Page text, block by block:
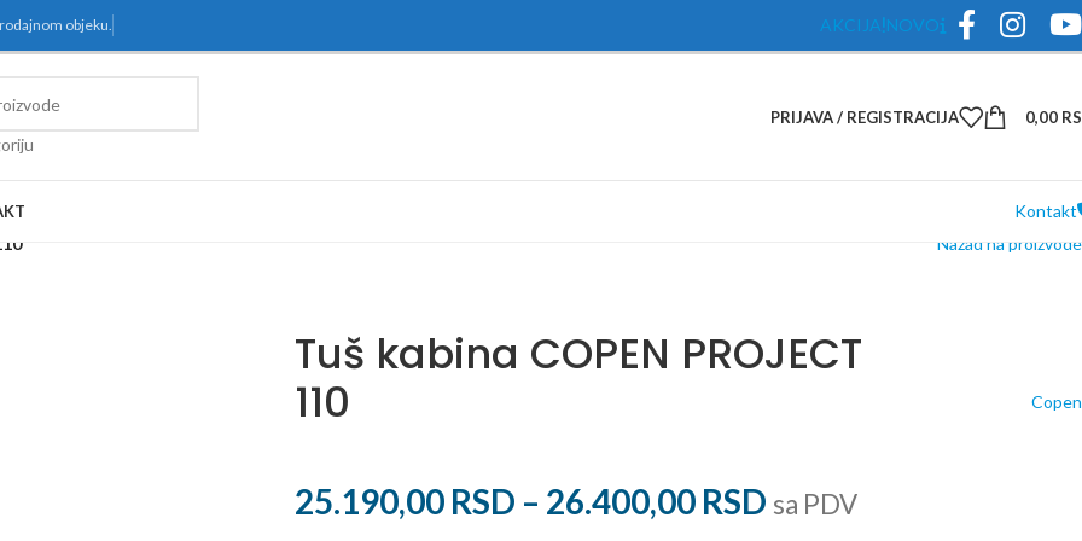
objeku. AKCIJA NOVO
PRIJAVA / REGISTRACIJA 0,00
Kontakt
Nazad na proizvode
Tuš kabina COPEN PROJECT
110
Copen
25.190,00 RSD – 26.400,00 RSD sa PDV